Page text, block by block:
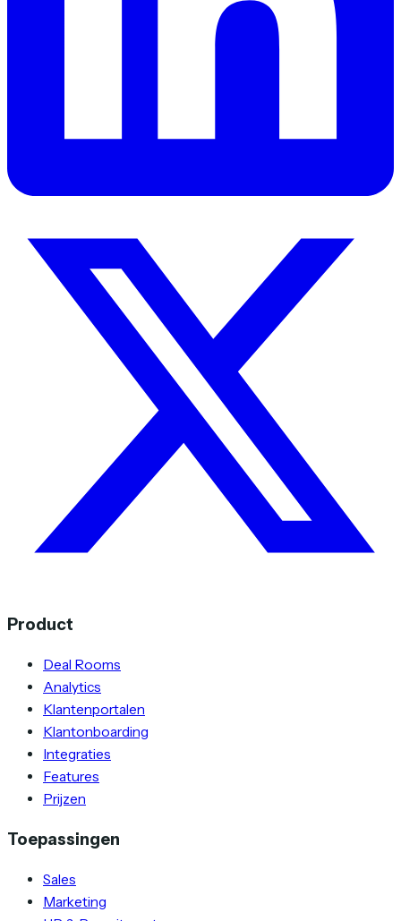
Product
Deal Rooms
Analytics
Klantenportalen
Klantonboarding
Integraties
Features
Prijzen
Toepassingen
Sales
Marketing